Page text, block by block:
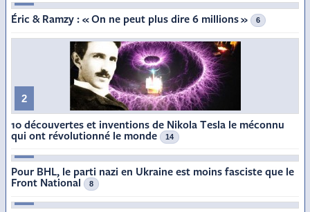
Éric & Ramzy : « On ne peut plus dire 6 millions » 6
2
10 découvertes et inventions de Nikola Tesla le méconnu
qui ont révolutionné le monde
14
Pour BHL, le parti nazi en Ukraine est moins fasciste que le
Front National
8